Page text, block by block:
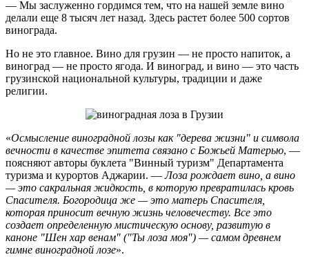
— Мы заслуженно гордимся тем, что на нашей земле вино
делали еще 8 тысяч лет назад. Здесь растет более 500 сортов
винограда.
Но не это главное. Вино для грузин — не просто напиток, а
виноград — не просто ягода. И виноград, и вино — это часть
грузинской национальной культуры, традиции и даже
религии.
«Осмысление виноградной лозы как "дерева жизни" и символа
вечности в качестве эпитета связано с Божьей Матерью, —
поясняют авторы буклета "Винный туризм" Департамента
туризма и курортов Аджарии. —Лоза рождает вино, а вино
— это сакральная жидкость, в которую превратилась кровь
Спасителя. Богородица же — это матерь Спасителя,
которая приносит вечную жизнь человечеству. Все это
создает определенную мистическую основу, развитую в
каноне "Шен хар венам" ("Ты лоза моя") — самом древнем
гимне виноградной лозе».